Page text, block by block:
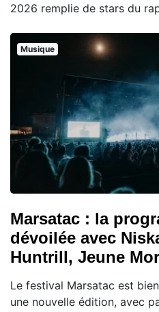
2026 remplie de stars du
Musique
Marsatac : la
dévoilée avec
Huntrill, Jeune
Le festival Marsatac est
une nouvelle édition, avec